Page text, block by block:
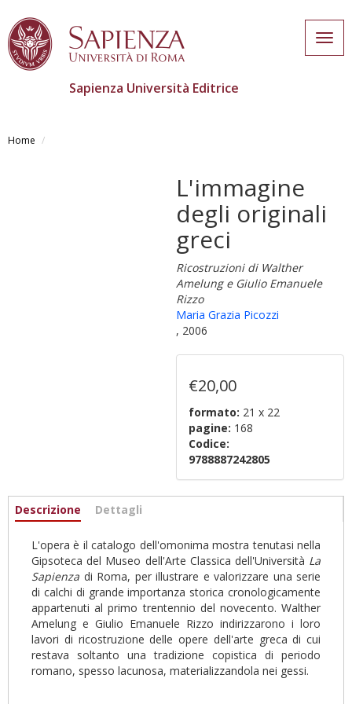
contenuto
Sapienza Università Editrice
Home
L'immagine
degli originali
greci
Ricostruzioni di Walther
Amelung e Giulio Emanuele
Rizzo
Maria Grazia Picozzi
, 2006
€20,00
formato: 21 x 22
pagine: 168
Codice:
9788887242805
Informazioni
Descrizione (scheda
Dettagli
L'opera è il catalogo dell'omonima mostra tenutasi nella
Gipsoteca del Museo dell'Arte Classica dell'Università La
Sapienza di Roma, per illustrare e valorizzare una serie
di calchi di grande importanza storica cronologicamente
appartenuti al primo trentennio del novecento. Walther
Amelung e Giulio Emanuele Rizzo indirizzarono i loro
lavori di ricostruzione delle opere dell'arte greca di cui
restava soltanto una tradizione copistica di periodo
romano, spesso lacunosa, materializzandola nei gessi.